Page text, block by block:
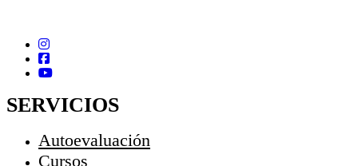
SERVICIOS
Autoevaluación
Cursos